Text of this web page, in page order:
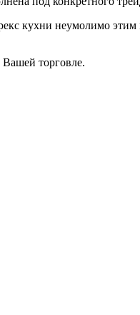
кухни неумолимо
торговле.